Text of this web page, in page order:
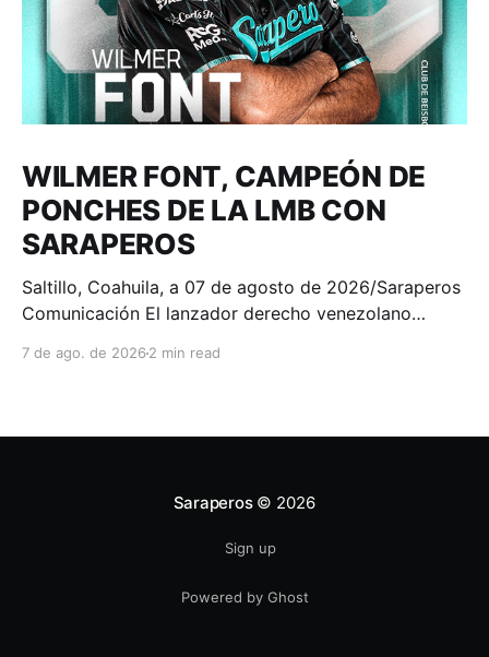
WILMER FONT, CAMPEÓN DE
PONCHES DE LA LMB CON
SARAPEROS
Saltillo, Coahuila, a 07 de agosto de 2026/Saraperos
Comunicación El lanzador derecho venezolano
ponches de la Liga Mexicana de Beisbol Banorte, al
7 de ago. de 2026 2 min read
Saraperos© 2026
Sign up
Powered by Ghost